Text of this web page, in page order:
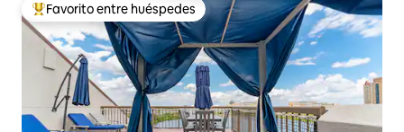
Favorito entre huéspedes preferido
Favorito entre huéspedes